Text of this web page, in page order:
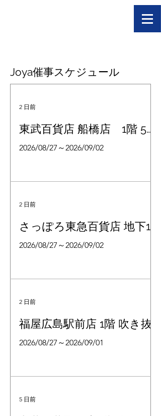
Joya催事スケジュール
東武百貨店 船橋店 1階 5番
地 婦人靴
2026/08/27～2026/09/02
2 日前
さっぽろ東急百貨店 地下1
階 北口特設会場
2026/08/27～2026/09/02
2 日前
福屋広島駅前店 1階 吹き抜
け広場
2026/08/27～2026/09/01
2 日前
5 日前